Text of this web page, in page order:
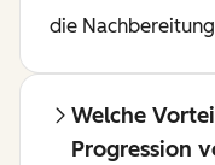
die
Welche
Progression